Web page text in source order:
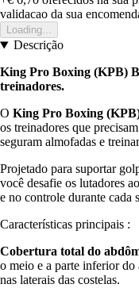
validacao da sua
Loading...
Descrição
King Pro Boxing (KPB)
treinadores.
O King Pro Boxing
os treinadores que
seguram almofadas e
Projetado para suportar
você desafie os lutadores
e no controle durante cada
Características principais :
Cobertura total do
o meio e a parte inferior
nas laterais das costelas.